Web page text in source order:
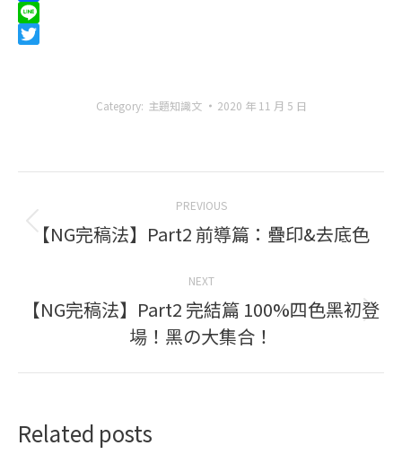
Facebook
Line
Category: 主題知識文 2020 年 11 月 5 日
navigation
PREVIOUS
Previous
【NG完稿法】Part2 前導篇：疊印&去底色
NEXT
Next
post:
【NG完稿法】Part2 完結篇 100%四色黑初登
場！黑の大集合！
Related posts